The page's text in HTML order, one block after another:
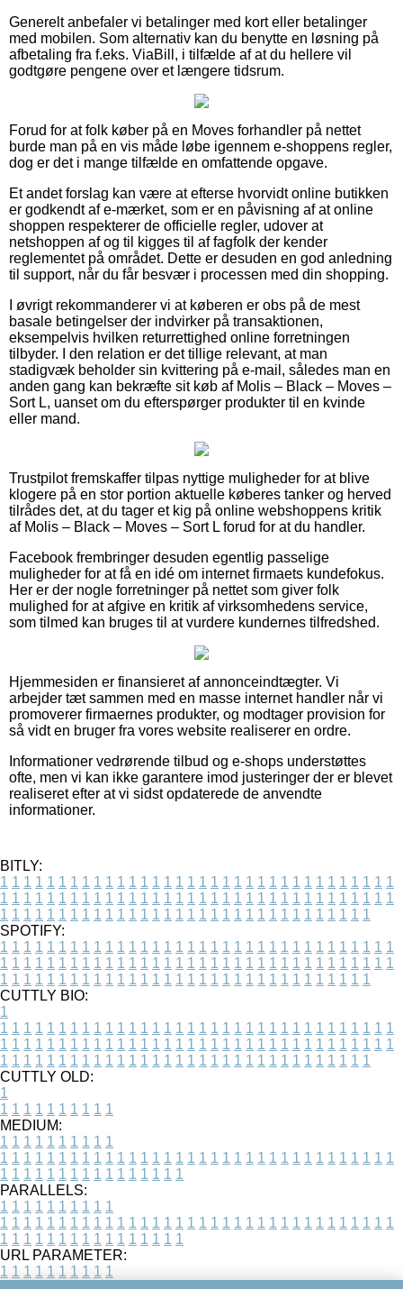
Generelt anbefaler vi betalinger med kort eller betalinger
med mobilen. Som alternativ kan du benytte en løsning på
afbetaling fra f.eks. ViaBill, i tilfælde af at du hellere vil
godtgøre pengene over et længere tidsrum.
Forud for at folk køber på en Moves forhandler på nettet
burde man på en vis måde løbe igennem e-shoppens regler,
dog er det i mange tilfælde en omfattende opgave.
Et andet forslag kan være at efterse hvorvidt online butikken
er godkendt af e-mærket, som er en påvisning af at online
shoppen respekterer de officielle regler, udover at
netshoppen af og til kigges til af fagfolk der kender
reglementet på området. Dette er desuden en god anledning
til support, når du får besvær i processen med din shopping.
I øvrigt rekommanderer vi at køberen er obs på de mest
basale betingelser der indvirker på transaktionen,
eksempelvis hvilken returrettighed online forretningen
tilbyder. I den relation er det tillige relevant, at man
stadigvæk beholder sin kvittering på e-mail, således man en
anden gang kan bekræfte sit køb af Molis – Black – Moves –
Sort L, uanset om du efterspørger produkter til en kvinde
eller mand.
Trustpilot fremskaffer tilpas nyttige muligheder for at blive
klogere på en stor portion aktuelle køberes tanker og herved
tilrådes det, at du tager et kig på online webshoppens kritik
af Molis – Black – Moves – Sort L forud for at du handler.
Facebook frembringer desuden egentlig passelige
muligheder for at få en idé om internet firmaets kundefokus.
Her er der nogle forretninger på nettet som giver folk
mulighed for at afgive en kritik af virksomhedens service,
som tilmed kan bruges til at vurdere kundernes tilfredshed.
Hjemmesiden er finansieret af annonceindtægter. Vi
arbejder tæt sammen med en masse internet handler når vi
promoverer firmaernes produkter, og modtager provision for
så vidt en bruger fra vores website realiserer en ordre.
Informationer vedrørende tilbud og e-shops understøttes
ofte, men vi kan ikke garantere imod justeringer der er blevet
realiseret efter at vi sidst opdaterede de anvendte
informationer.
BITLY:
1 1 1 1 1 1 1 1 1 1 1 1 1 1 1 1 1 1 1 1 1 1 1 1 1 1 1 1 1 1 1 1 1 1
1 1 1 1 1 1 1 1 1 1 1 1 1 1 1 1 1 1 1 1 1 1 1 1 1 1 1 1 1 1 1 1 1 1
1 1 1 1 1 1 1 1 1 1 1 1 1 1 1 1 1 1 1 1 1 1 1 1 1 1 1 1 1 1 1 1
SPOTIFY:
1 1 1 1 1 1 1 1 1 1 1 1 1 1 1 1 1 1 1 1 1 1 1 1 1 1 1 1 1 1 1 1 1 1
1 1 1 1 1 1 1 1 1 1 1 1 1 1 1 1 1 1 1 1 1 1 1 1 1 1 1 1 1 1 1 1 1 1
1 1 1 1 1 1 1 1 1 1 1 1 1 1 1 1 1 1 1 1 1 1 1 1 1 1 1 1 1 1 1 1
CUTTLY BIO:
1
1 1 1 1 1 1 1 1 1 1 1 1 1 1 1 1 1 1 1 1 1 1 1 1 1 1 1 1 1 1 1 1 1 1
1 1 1 1 1 1 1 1 1 1 1 1 1 1 1 1 1 1 1 1 1 1 1 1 1 1 1 1 1 1 1 1 1 1
1 1 1 1 1 1 1 1 1 1 1 1 1 1 1 1 1 1 1 1 1 1 1 1 1 1 1 1 1 1 1 1
CUTTLY OLD:
1
1 1 1 1 1 1 1 1 1 1
MEDIUM:
1 1 1 1 1 1 1 1 1 1
1 1 1 1 1 1 1 1 1 1 1 1 1 1 1 1 1 1 1 1 1 1 1 1 1 1 1 1 1 1 1 1 1 1
1 1 1 1 1 1 1 1 1 1 1 1 1 1 1 1
PARALLELS:
1 1 1 1 1 1 1 1 1 1
1 1 1 1 1 1 1 1 1 1 1 1 1 1 1 1 1 1 1 1 1 1 1 1 1 1 1 1 1 1 1 1 1 1
1 1 1 1 1 1 1 1 1 1 1 1 1 1 1 1
URL PARAMETER:
1 1 1 1 1 1 1 1 1 1